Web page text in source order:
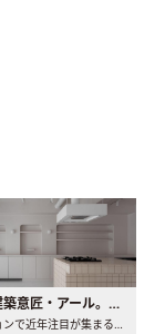
大注目の建築意匠・アール。人気の理由と空間に取り入れるポイント
リノベーションで近年注目が集まる建築意匠の一つであるアール..